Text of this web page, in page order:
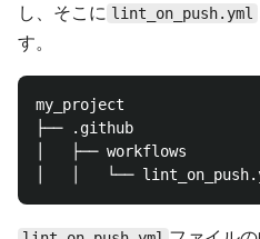
し、そこに lint_on_push.yml
す。
my_project
├── .github
│   ├── workflows